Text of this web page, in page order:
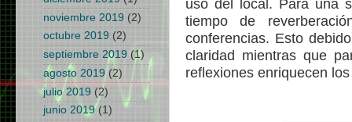
uso del local. Para una
tiempo de
conferencias. Esto
claridad mientras que
reflexiones enriquecen
noviembre 2019 (2)
octubre 2019 (2)
septiembre 2019 (1)
agosto 2019(2)
julio 2019 (2)
junio 2019(1)